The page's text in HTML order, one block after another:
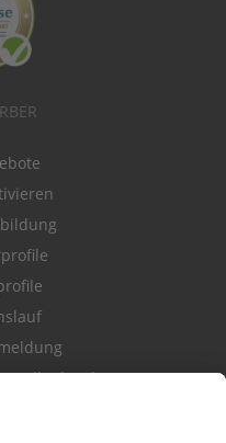
Stellenkatalog